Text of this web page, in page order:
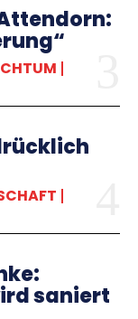
saniert